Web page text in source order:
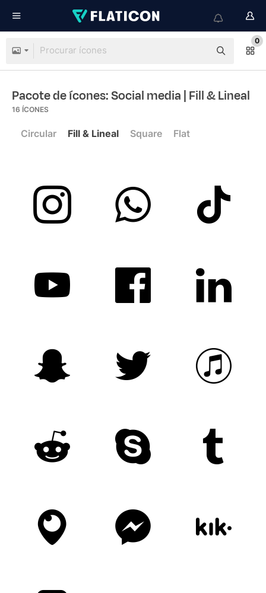
0
Pacote de ícones: Social media | Fill & Lineal
16 ÍCONES
Circular Fill & Lineal Square Flat